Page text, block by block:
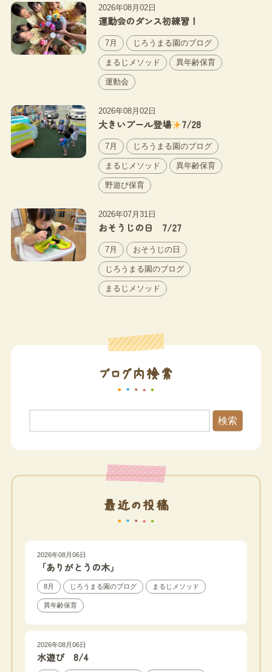
2026年08月02日
運動会のダンス初練習！
7月 じろうまる園のブログ
まるじメソッド 異年齢保育
運動会
2026年08月02日
大きいプール登場 7/28
7月 じろうまる園のブログ
まるじメソッド 異年齢保育
野遊び保育
2026年07月31日
おそうじの日 7/27
7月 おそうじの日
じろうまる園のブログ
まるじメソッド
ブログ内検索
検索
最近の投稿
2026年08月06日
「ありがとうの木」
8月 じろうまる園のブログ まるじメソッド
異年齢保育
2026年08月06日
水遊び 8/4